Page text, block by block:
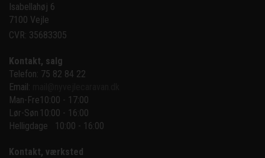
Isabellahøj 6
7100 Vejle
CVR: 35683305
Kontakt, salg
Telefon: 75 82 84 22
Email:
Man-Fre10:00 - 17:00
Lør-Søn 10:00 - 16:00
Helligdage   10:00 - 16:00
Kontakt, værksted